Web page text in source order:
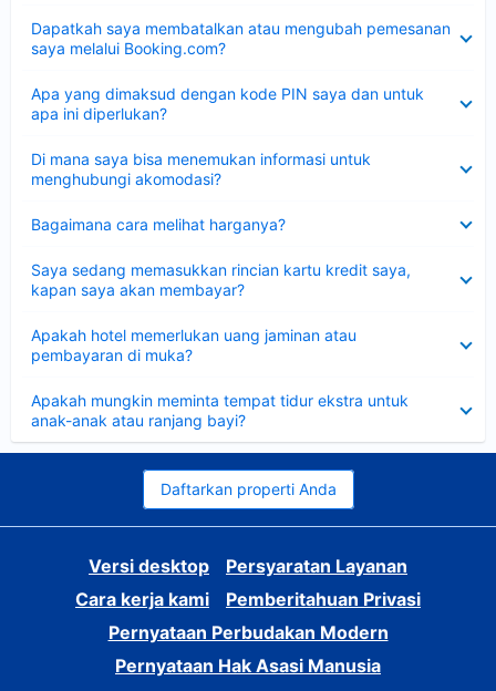
Dapatkah saya membatalkan atau mengubah pemesanan
saya melalui Booking.com?
Apa yang dimaksud dengan kode PIN saya dan untuk
apa ini diperlukan?
Di mana saya bisa menemukan informasi untuk
menghubungi akomodasi?
Bagaimana cara melihat harganya?
Saya sedang memasukkan rincian kartu kredit saya,
kapan saya akan membayar?
Apakah hotel memerlukan uang jaminan atau
pembayaran di muka?
Apakah mungkin meminta tempat tidur ekstra untuk
anak-anak atau ranjang bayi?
Daftarkan properti Anda
Versi desktop
Persyaratan Layanan
Cara kerja kami
Pemberitahuan Privasi
Pernyataan Perbudakan Modern
Pernyataan Hak Asasi Manusia